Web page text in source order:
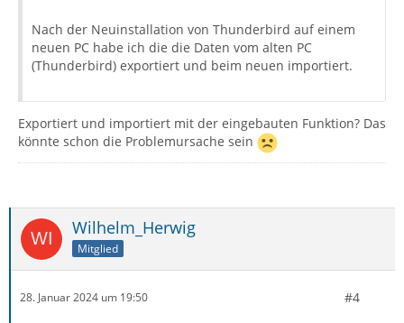
Nach der Neuinstallation von Thunderbird auf einem
neuen PC habe ich die die Daten vom alten PC
(Thunderbird) exportiert und beim neuen importiert.
Exportiert und importiert mit der eingebauten Funktion? Das
könnte schon die Problemursache sein
Wilhelm_Herwig
Mitglied
28. Januar 2024 um 19:50 #4